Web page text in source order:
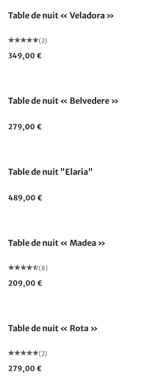
Table de nuit « Veladora »
(2)
349,00 €
Table de nuit « Belvedere »
279,00 €
Table de nuit "Elaria"
489,00 €
Table de nuit « Madea »
(8)
209,00 €
Table de nuit « Rota »
(2)
279,00 €